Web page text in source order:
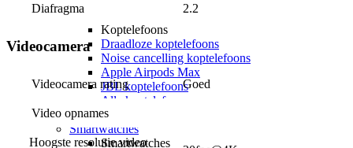
Koptelefoons
Koptelefoons
Draadloze koptelefoons
Noise cancelling koptelefoons
Apple Airpods Max
JBL koptelefoons
Alle koptelefoons
Alle audio
Smartwatches
Smartwatches
Diafragma 2.2
Videocamera
Videocamera rating Goed
Video opnames
Hoogste resolutie video